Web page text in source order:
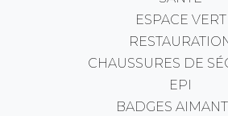
ESPACE VERT
CHAUSSURES DE
EPI
BADGES